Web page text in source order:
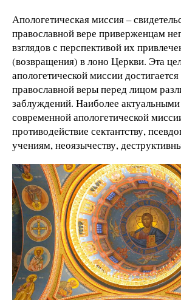
Апологетическая миссия –
православной вере приверженцам
взглядов с перспективой их
(возвращения) в лоно Церкви. Эта
апологетической миссии
православной веры перед лицом
заблуждений. Наиболее
современной апологетической
противодействие сектантству,
учениям, неоязычеству,